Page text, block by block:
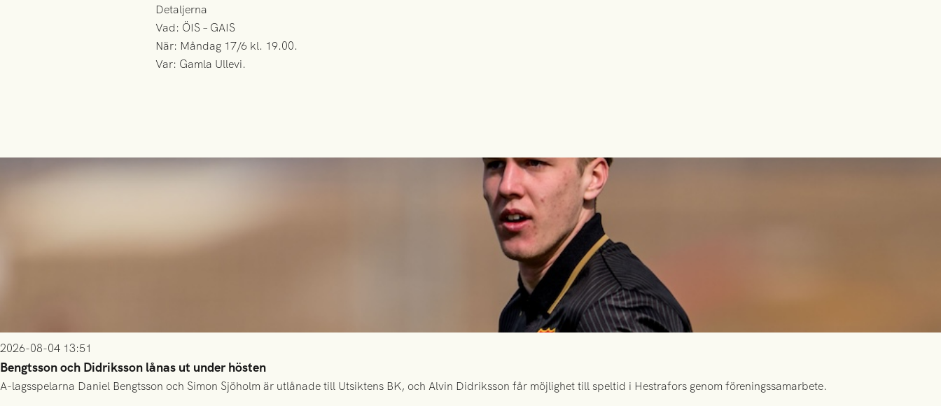
Detaljerna
Vad: ÖIS – GAIS
När: Måndag 17/6 kl. 19.00.
Var: Gamla Ullevi.
2026-08-04 13:51
Bengtsson och Didriksson lånas ut under hösten
A-lagsspelarna Daniel Bengtsson och Simon Sjöholm är utlånade till Utsiktens BK, och Alvin Didriksson får möjlighet till speltid i Hestrafors genom föreningssamarbete.